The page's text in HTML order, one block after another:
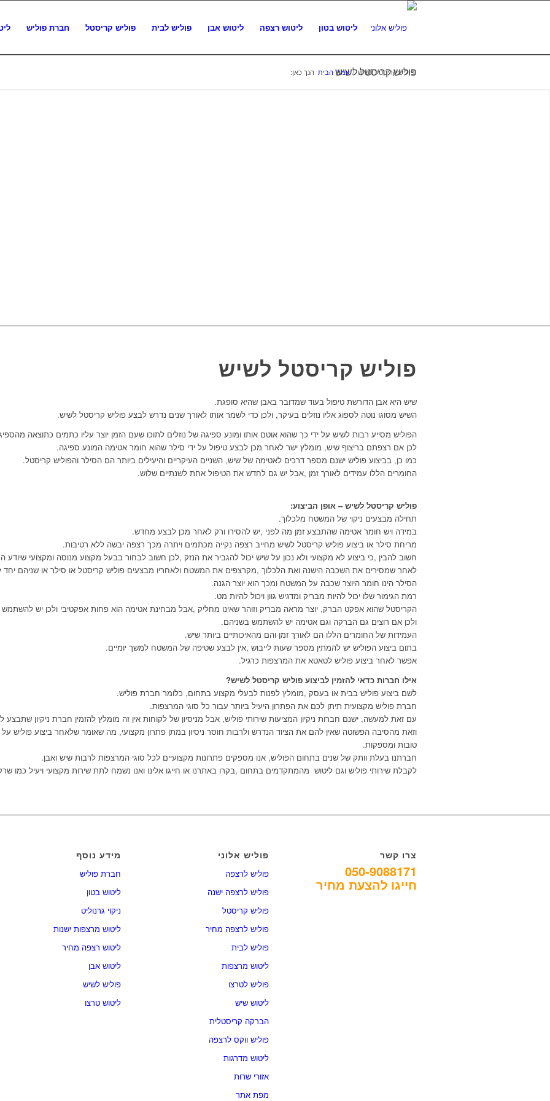
חברת פוליש פוליש קריסטל פוליש לבית ליטוש אבן ליטוש רצפה ליטוש בטון
פוליש קריסטל לשיש הנך כאן: עמוד הבית / פוליש קריסטל לשיש
פוליש קריסטל לשיש
שיש היא אבן הדורשת טיפול בעוד שמדובר באבן שהיא סופגת.
השיש מסוגו נוטה לספוג אליו נוזלים בעיקר, ולכן כדי לשמר אותו לאורך שנים נדרש לבצע פוליש קריסטל לשיש.
הפוליש מסייע רבות לשיש על ידי כך שהוא אוטם אותו ומונע ספיגה של נוזלים לתוכו שעם הזמן יוצר עליו כתמים כתוצאה
לכן אם רצפתם בריצוף שיש, מומלץ ישר לאחר מכן לבצע טיפול על ידי סילר שהוא חומר אטימה המונע ספיגה.
כמו כן, בביצוע פוליש ישנם מספר דרכים לאטימה של שיש, השניים העיקריים והיעילים ביותר הם הסילר והפוליש קריסטל.
החומרים הללו עמידים לאורך זמן ,אבל יש גם לחדש את הטיפול אחת לשנתיים שלוש.
פוליש קריסטל לשיש – אופן הביצוע:
תחילה מבצעים ניקוי של המשטח מלכלוך.
במידה ויש חומר אטימה שהתבצע זמן מה לפני ,יש להסירו ורק לאחר מכן לבצע מחדש.
מריחת סילר או ביצוע פוליש קריסטל לשיש מחייב רצפה נקייה מכתמים ויתרה מכך רצפה יבשה ללא רטיבות.
חשוב להבין ,כי ביצוע לא מקצועי ולא נכון על שיש יכול להגביר את הנזק ,לכן חשוב לבחור בבעל מקצוע מנוסה ומקצועי שיודע
לאחר שמסירים את השכבה הישנה ואת הלכלוך ,מקרצפים את המשטח ולאחריו מבצעים פוליש קריסטל או סילר או שניהם
הסילר הינו חומר היוצר שכבה על המשטח ומכך הוא יוצר הגנה.
רמת הגימור שלו יכול להיות מבריק ומדגיש גוון ויכול להיות מט.
הקריסטל שהוא אפקט הברק, יוצר מראה מבריק וזוהר שאינו מחליק ,אבל מבחינת אטימה הוא פחות אפקטיבי ולכן יש
ולכן אם רוצים גם הברקה וגם אטימה יש להשתמש בשניהם.
העמידות של החומרים הללו הם לאורך זמן והם מהאיכותיים ביותר שיש.
בתום ביצוע הפוליש יש להמתין מספר שעות לייבוש ,אין לבצע שטיפה של המשטח למשך יומיים.
אפשר לאחר ביצוע פוליש לטאטא את המרצפות כרגיל.
אילו חברות כדאי להזמין לביצוע פוליש קריסטל לשיש?
לשם ביצוע פוליש בבית או בעסק ,מומלץ לפנות לבעלי מקצוע בתחום, כלומר חברת פוליש.
חברת פוליש מקצועית תיתן לכם את הפתרון היעיל ביותר עבור כל סוגי המרצפות.
עם זאת למעשה, ישנם חברות ניקיון המציעות שירותי פוליש, אבל מניסיון של לקוחות אין זה מומלץ להזמין חברת ניקיון שתבצע
וזאת מהסיבה הפשוטה שאין להם את הציוד הנדרש ולרבות חוסר ניסיון במתן פתרון מקצועי, מה שאומר שלאחר ביצוע פוליש על
טובות ומספקות.
חברתנו בעלת וותק של שנים בתחום הפוליש, אנו מספקים פתרונות מקצועיים לכל סוגי המרצפות לרבות שיש ואבן.
לקבלת שירותי פוליש וגם ליטוש מהמתקדמים בתחום ,בקרו באתרנו או חייגו אלינו ואנו נשמח לתת שירות מקצועי ויעיל כמו
מידע נוסף
חברת פוליש
ליטוש בטון
ניקוי גרנוליט
ליטוש מרצפות ישנות
ליטוש רצפה מחיר
ליטוש אבן
פוליש לשיש
ליטוש טרצו
פוליש אלוני
פוליש לרצפה
פוליש לרצפה ישנה
פוליש קריסטל
פוליש לרצפה מחיר
פוליש לבית
ליטוש מרצפות
פוליש לטרצו
ליטוש שיש
הברקה קריסטלית
פוליש ווקס לרצפה
ליטוש מדרגות
אזורי שרות
מפת אתר
צרו קשר
050-9088171
חייגו להצעת מחיר